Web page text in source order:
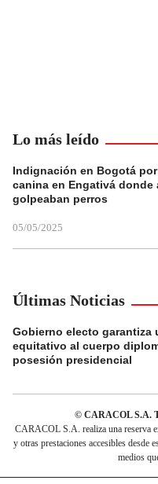
Lo más leído
Indignación en Bogotá
canina en Engativá donde
golpeaban perros
05/05/2025
Últimas Noticias
Gobierno electo garantiza
equitativo al cuerpo
posesión presidencial
© CARACOL S.A.
CARACOL S.A. realiza una reserva
y otras prestaciones accesibles desde
medios